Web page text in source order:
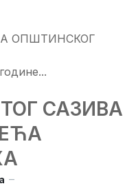
ОПШТИНСКОГ
САЗИВА